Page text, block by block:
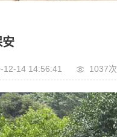
园林绿化工程
劳务派遣
劳务外包
安
12-14 14:56:41 1037次